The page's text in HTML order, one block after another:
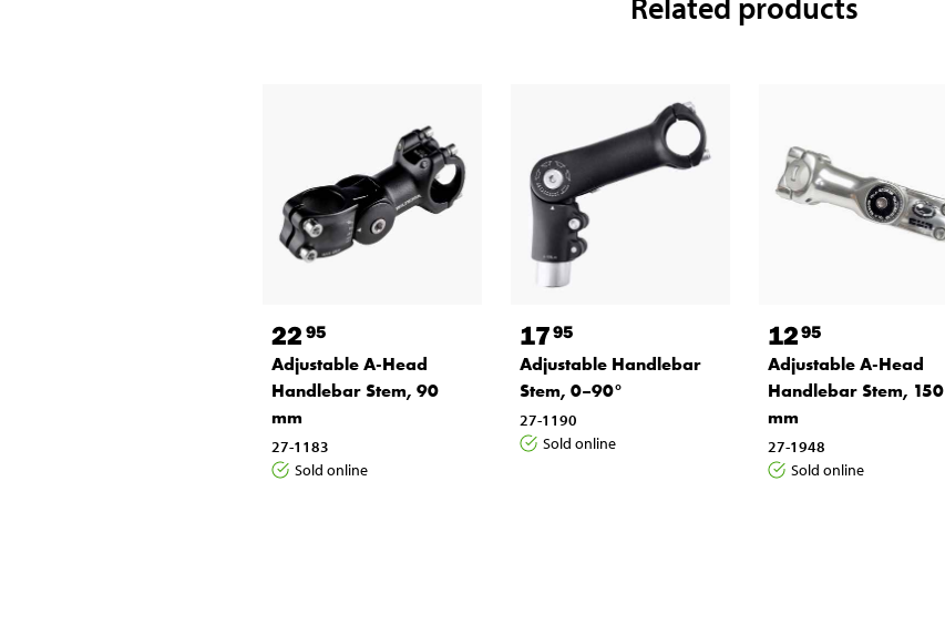
22 95
Adjustable A-Head
Handlebar Stem, 90
mm
27-1183
Sold online
1795
Adjustable Handlebar
Stem, 0–90°
27-1190
Sold online
1295
Adjustable A-Head
Handlebar Stem, 150
mm
27-1948
Sold online